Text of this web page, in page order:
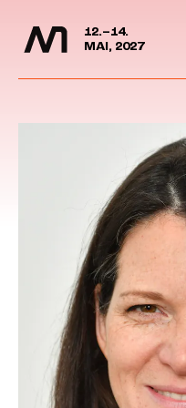
Hopp til hovedinnhold
12.–14.
MAI, 2027